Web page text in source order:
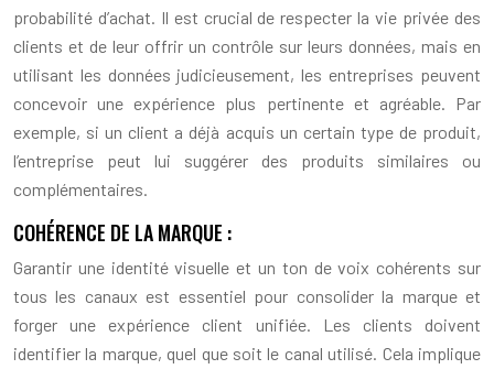
probabilité d’achat. Il est crucial de respecter la vie privée des
clients et de leur offrir un contrôle sur leurs données, mais en
utilisant les données judicieusement, les entreprises peuvent
concevoir une expérience plus pertinente et agréable. Par
exemple, si un client a déjà acquis un certain type de produit,
l’entreprise peut lui suggérer des produits similaires ou
complémentaires.
COHÉRENCE DE LA MARQUE :
Garantir une identité visuelle et un ton de voix cohérents sur
tous les canaux est essentiel pour consolider la marque et
forger une expérience client unifiée. Les clients doivent
identifier la marque, quel que soit le canal utilisé. Cela implique